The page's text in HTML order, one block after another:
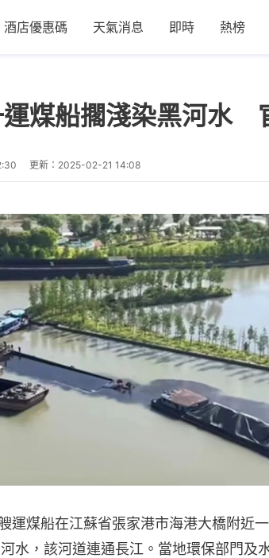
酒店優惠碼 天氣消息 即時 熱榜
煤船擱淺染黑河水
更新： 2025-02-21 14:08
運煤船在江蘇省張家港市海港大橋附近
水，該河道連通長江。當地環保部門及